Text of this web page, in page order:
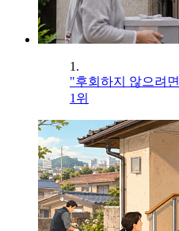
1.
"후회하지 않으려
1위